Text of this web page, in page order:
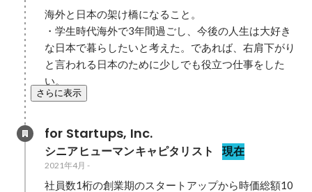
海外と日本の架け橋になること。
・学生時代海外で3年間過ごし、今後の人生は大好き
な日本で暮らしたいと考えた。であれば、右肩下がり
と言われる日本のために少しでも役立つ仕事をした
い。
さらに表示
for Startups, Inc.
シニアヒューマンキャピタリスト 現在
2021年4月 -
社員数1桁の創業期のスタートアップから時価総額10